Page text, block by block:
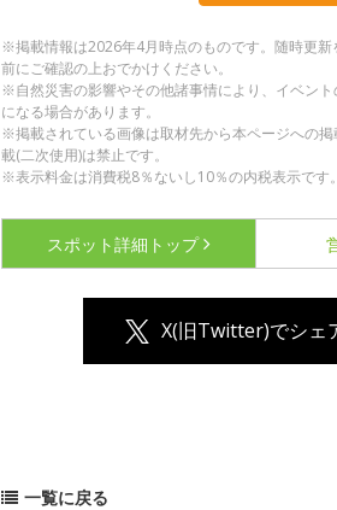
※掲載情報は2026年4月時点のものです。随時更
前にご確認の上おでかけください。
※自然災害の影響やその他諸事情により、イベン
になる場合があります。
※掲載されている画像は取材先から本ページへの
載(二次使用)は禁止です。
※表示料金は消費税8％ないし10％の内税表示です。
スポット詳細 トップ
X(旧Twitter)でシェ
一覧に戻る